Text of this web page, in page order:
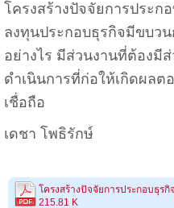
โครงสร้างปัจจัยการประก
ลงทุนประกอบธุรกิจมีขบว
อย่างไร มีส่วนงานที่ต้องมี
ดำเนินการที่ก่อให้เกิดผล
เชื่อถือ
เดชา โพธิรักษ์
โครงสร้างปัจจัยการประกอบธุรกิ
215.81 K